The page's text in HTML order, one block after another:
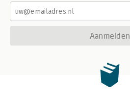
Aanmelden